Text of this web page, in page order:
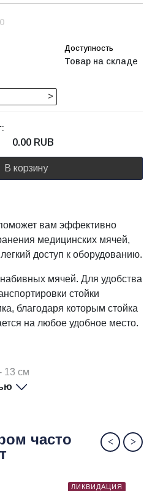
Товар на складе
>
0.00 RUB
В корзину
вам эффективно
медицинских мячей,
доступ к оборудованию.
мячей. Для удобства
стойки
благодаря которым стойка
на любое удобное место.
13 см
см
часто
ЛИКВИДАЦИЯ